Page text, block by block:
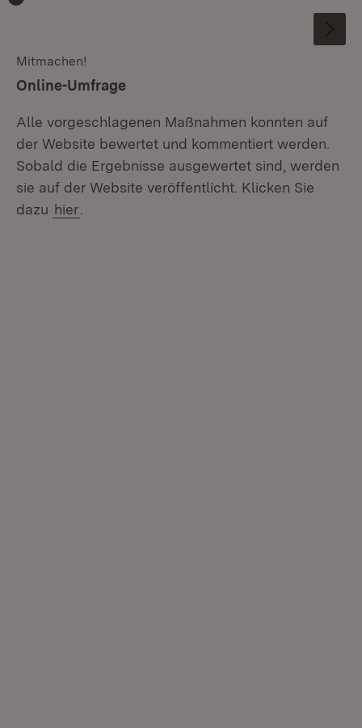
Mitmachen!
Online-Umfrage
Alle vorgeschlagenen Maßnahmen konnten auf
der Website bewertet und kommentiert werden.
Sobald die Ergebnisse ausgewertet sind, werden
sie auf der Website veröffentlicht. Klicken Sie
dazu hier